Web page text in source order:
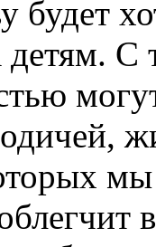
будет
детям.